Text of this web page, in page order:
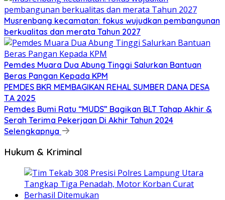
Musrenbang kecamatan: fokus wujudkan pembangunan
berkualitas dan merata Tahun 2027
Pemdes Muara Dua Abung Tinggi Salurkan Bantuan
Beras Pangan Kepada KPM
PEMDES BKR MEMBAGIKAN REHAL SUMBER DANA DESA
T.A 2025
Pemdes Bumi Ratu “MUDS” Bagikan BLT Tahap Akhir &
Serah Terima Pekerjaan Di Akhir Tahun 2024
Selengkapnya
Hukum & Kriminal